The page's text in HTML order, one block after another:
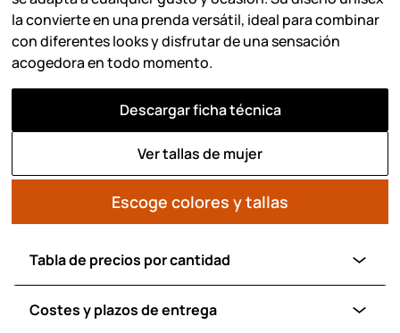
la convierte en una prenda versátil, ideal para combinar
con diferentes looks y disfrutar de una sensación
acogedora en todo momento.
Descargar ficha técnica
Ver tallas de mujer
Escoge colores y tallas
Tabla de precios por cantidad
Costes y plazos de entrega